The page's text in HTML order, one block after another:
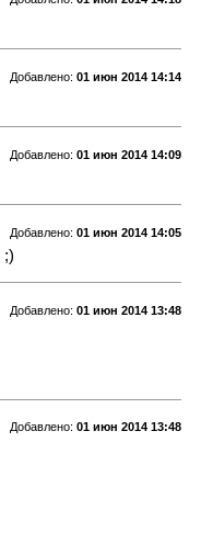
Добавлено: 01 июн 2014 14:14
Добавлено: 01 июн 2014 14:09
Добавлено: 01 июн 2014 14:05
;)
Добавлено: 01 июн 2014 13:48
Добавлено: 01 июн 2014 13:48